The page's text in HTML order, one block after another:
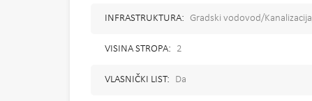
INFRASTRUKTURA: Gradski vodovod/
VISINA STROPA: 2
VLASNIČKI LIST: Da